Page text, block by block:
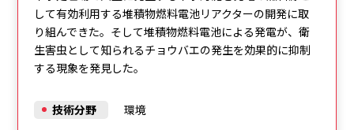
して有効利用する堆積物燃料電池リアクターの開発に取
り組んできた。そして堆積物燃料電池による発電が、衛
生害虫として知られるチョウバエの発生を効果的に抑制
する現象を発見した。
技術分野
環境